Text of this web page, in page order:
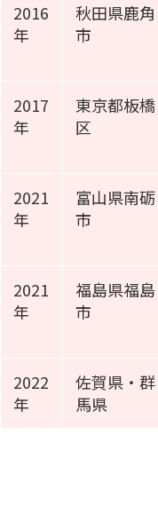
2016
年
秋田県鹿角
市
2017
年
東京都板橋
区
2021
年
富山県南砺
市
2021
年
福島県福島
市
2022
年
佐賀県・群
馬県